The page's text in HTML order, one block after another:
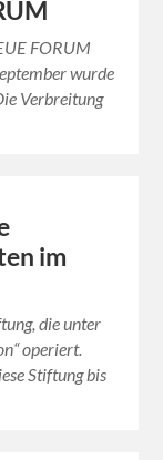
FORUM
wurde
Verbreitung
im
die unter
operiert.
Stiftung bis